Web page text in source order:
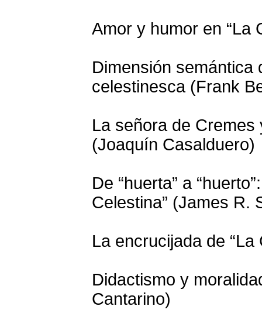
Amor y humor en “La
Dimensión semántica
celestinesca (Frank
La señora de
(Joaquín Casalduero)
De “huerta” a
Celestina” (James R.
La encrucijada de
Didactismo y
Cantarino)